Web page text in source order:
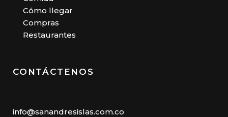
Cómo llegar
Compras
Restaurantes
CONTÁCTENOS
info@sanandresislas.com.co